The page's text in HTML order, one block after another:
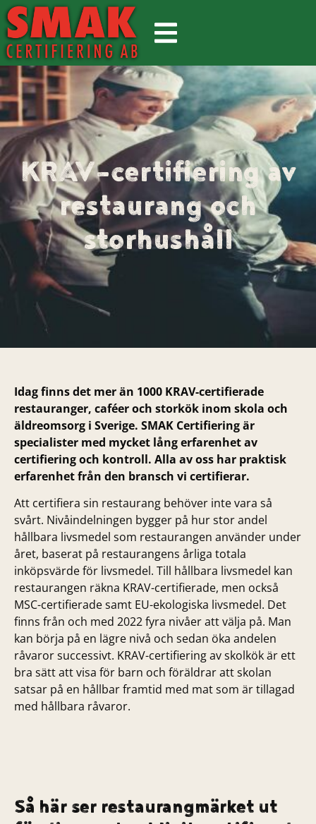
KRAV-certifiering av
restaurang och
storhushåll
Idag finns det mer än 1000 KRAV-certifierade
restauranger, caféer och storkök inom skola och
äldreomsorg i Sverige. SMAK Certifiering är
specialister med mycket lång erfarenhet av
certifiering och kontroll. Alla av oss har praktisk
erfarenhet från den bransch vi certifierar.
Att certifiera sin restaurang behöver inte vara så
svårt. Nivåindelningen bygger på hur stor andel
hållbara livsmedel som restaurangen använder under
året, baserat på restaurangens årliga totala
inköpsvärde för livsmedel. Till hållbara livsmedel kan
restaurangen räkna KRAV-certifierade, men också
MSC-certifierade samt EU-ekologiska livsmedel. Det
finns från och med 2022 fyra nivåer att välja på. Man
kan börja på en lägre nivå och sedan öka andelen
råvaror successivt. KRAV-certifiering av skolkök är ett
bra sätt att visa för barn och föräldrar att skolan
satsar på en hållbar framtid med mat som är tillagad
med hållbara råvaror.
Så här ser restaurangmärket ut